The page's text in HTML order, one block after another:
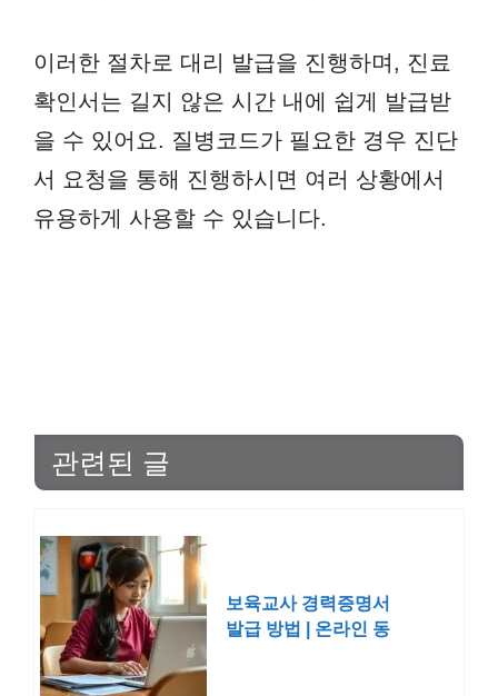
이러한 절차로 대리 발급을 진행하며, 진료
확인서는 길지 않은 시간 내에 쉽게 발급받
을 수 있어요. 질병코드가 필요한 경우 진단
서 요청을 통해 진행하시면 여러 상황에서
유용하게 사용할 수 있습니다.
관련된 글
보육교사 경력증명서
발급 방법 | 온라인 동